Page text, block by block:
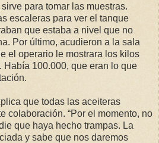
para tomar las muestras.
escaleras para ver el tanque
que estaba a nivel que no
Por último, acudieron a la sala
el operario le mostrara los kilos
Había 100.000, que eran lo que
que todas las aceiteras
colaboración. “Por el momento, no
que haya hecho trampas. La
y sabe que nos daremos